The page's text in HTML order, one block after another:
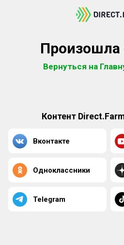
Вернуться на
Контент
Вконтакте
Одноклассники
Telegram